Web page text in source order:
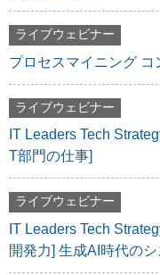
ライブウェビナー
プロセスマイニング
ライブウェビナー
IT Leaders Tech
T部門の仕事]
ライブウェビナー
IT Leaders Tech
開発力] 生成AI時代の